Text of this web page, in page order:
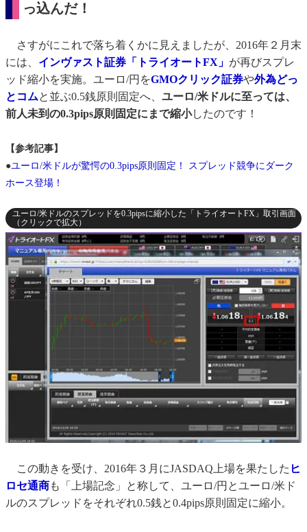
っ込んだ！
さすがにこれで落ち着くかに見えましたが、2016年２月末
には、 インヴァスト証券「トライオートFX」 が再びスプレ
ッド縮小を実施。ユーロ/円をGMOクリック証券や外為どっ
とコムと並ぶ0.5銭原則固定へ、 ユーロ/米ドルに至っては、
前人未到の0.3pips原則固定にまで縮小したのです！
【参考記事】
●ユーロ/米ドルが驚愕の0.3pips原則固定！ スプレッド競争にダーク
ホース登場！
ユーロ/米ドルのスプレッドを0.3pipsに縮小した「トライオートFX」取引画面
（クリックで拡大）
この動きを受け、2016年３月にJASDAQ上場を果たした ヒ
ロセ通商も「上場記念」と称して、ユーロ/円とユーロ/米ド
ルのスプレッドをそれぞれ0.5銭と0.4pips原則固定に縮小。